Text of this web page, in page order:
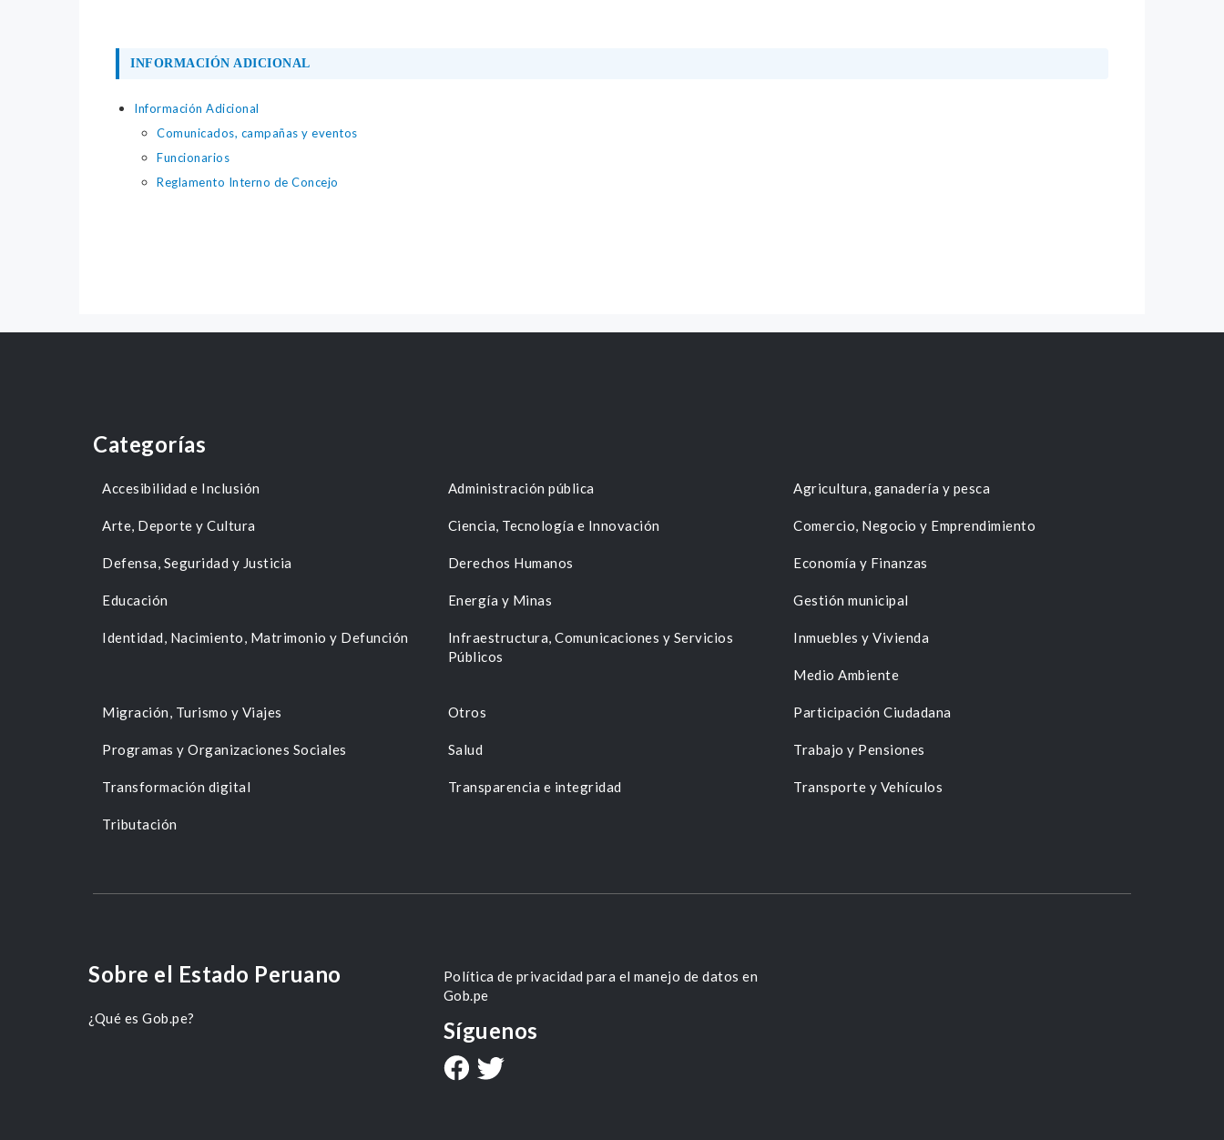
INFORMACIÓN ADICIONAL
Información Adicional
Comunicados, campañas y eventos
Funcionarios
Reglamento Interno de Concejo
Categorías
Accesibilidad e Inclusión Administración pública Agricultura, ganadería y pesca
Arte, Deporte y Cultura Ciencia, Tecnología e Innovación Comercio, Negocio y Emprendimiento
Defensa, Seguridad y Justicia Derechos Humanos Economía y Finanzas
Educación Energía y Minas Gestión municipal
Identidad, Nacimiento, Matrimonio y Defunción
Infraestructura, Comunicaciones y Servicios
Públicos
Inmuebles y Vivienda
Medio Ambiente
Migración, Turismo y Viajes Otros Participación Ciudadana
Programas y Organizaciones Sociales Salud Trabajo y Pensiones
Transformación digital Transparencia e integridad Transporte y Vehículos
Tributación
Sobre el Estado Peruano
¿Qué es Gob.pe?
Política de privacidad para el manejo de datos en
Gob.pe
Síguenos